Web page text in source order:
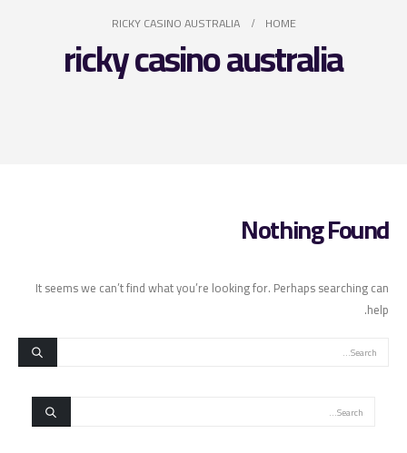
HOME
RICKY CASINO AUSTRALIA
ricky casino australia
Nothing Found
It seems we can’t find what you’re looking for. Perhaps searching can
help.